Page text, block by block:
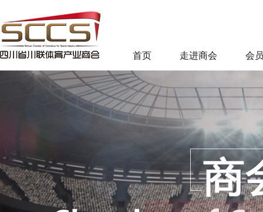
首页 走进商会 会